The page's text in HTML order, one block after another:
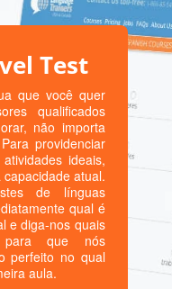
Test
que você quer
qualificados
não importa
providenciar
ideais,
atual.
de línguas
qual é
e diga-nos quais
para que nós
perfeito no qual
aula.